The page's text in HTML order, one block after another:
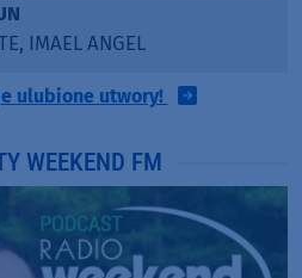
(SAVE ME)
KEEF
ulubione utwory!
WEEKEND FM